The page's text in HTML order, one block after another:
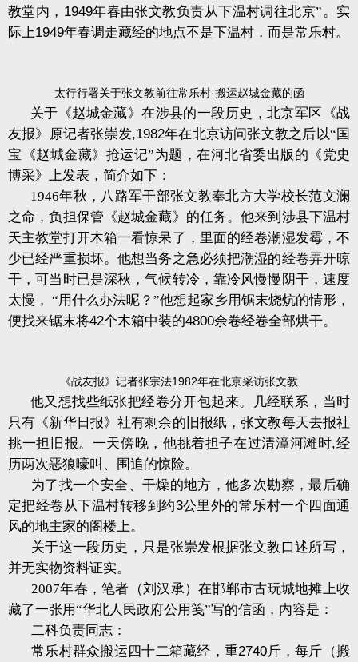
教堂内， 1949年春由张文教负责从下温村调往北京”。实
际上1949年春调走藏经的地点不是下温村，而是常乐村。
太行行署关于张文教前往常乐村·搬运赵城金藏的函
关于《赵城金藏》在涉县的一段历史，北京军区《战
友报》原记者张崇发,1982年在北京访问张文教之后以“国
宝《赵城金藏》抢运记”为题，在河北省委出版的《党史
博采》上发表，简介如下：
1946年秋，八路军干部张文教奉北方大学校长范文澜
之命，负担保管《赵城金藏》的任务。他来到涉县下温村
天主教堂打开木箱一看惊呆了，里面的经卷潮湿发霉，不
少已经严重损坏。他想当务之急必须把潮湿的经卷弄开晾
干，可当时已是深秋，气候转冷，靠冷风慢慢阴干，速度
太慢， “用什么办法呢？”他想起家乡用锯末烧炕的情形，
便找来锯末将42个木箱中装的4800余卷经卷全部烘干。
《战友报》记者张宗法1982年在北京采访张文教
他又想找些纸张把经卷分开包起来。几经联系，当时
只有《新华日报》社有剩余的旧报纸，张文教每天去报社
挑一担旧报。一天傍晚，他挑着担子在过清漳河滩时,经
历两次恶狼嚎叫、围追的惊险。
为了找一个安全、干燥的地方，他多次勘察，最后确
定把经卷从下温村转移到约3公里外的常乐村一个四面通
风的地主家的阁楼上。
关于这一段历史，只是张崇发根据张文教口述所写，
并无实物资料证实。
2007年春，笔者（刘汉承）在邯郸市古玩城地摊上收
藏了一张用“华北人民政府公用笺”写的信函，内容是：
二科负责同志：
常乐村群众搬运四十二箱藏经，重2740斤，每斤（搬